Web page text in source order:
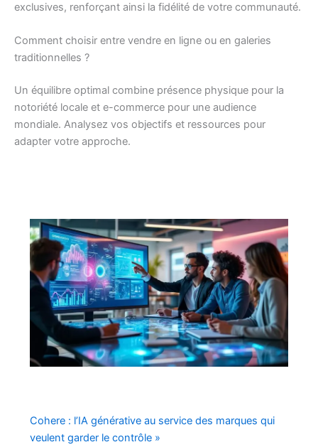
exclusives, renforçant ainsi la fidélité de votre communauté.
Comment choisir entre vendre en ligne ou en galeries
traditionnelles ?
Un équilibre optimal combine présence physique pour la
notoriété locale et e-commerce pour une audience
mondiale. Analysez vos objectifs et ressources pour
adapter votre approche.
Cohere : l’IA générative au service des marques qui
veulent garder le contrôle »